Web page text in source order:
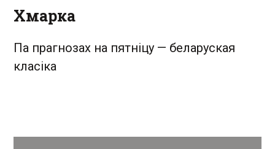
Хмарка
Па прагнозах на пятніцу — беларуская
класіка